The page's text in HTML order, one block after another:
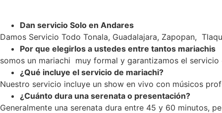
Dan servicio Solo en Andares
Damos Servicio Todo Tonala, Guadalajara, Zapopan,
Por que elegirlos a ustedes entre tantos mariachis
somos un mariachi muy formal y garantizamos el
¿Qué incluye el servicio de mariachi?
Nuestro servicio incluye un show en vivo con músicos
¿Cuánto dura una serenata o presentación?
Generalmente una serenata dura entre 45 y 60 minutos,